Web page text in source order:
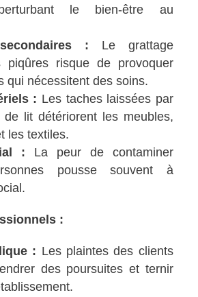
le bien-être au
: Le grattage
piqûres risque de provoquer
qui nécessitent des soins.
: Les taches laissées par
de lit détériorent les meubles,
les textiles.
: La peur de contaminer
pousse souvent à
:
: Les plaintes des clients
des poursuites et ternir